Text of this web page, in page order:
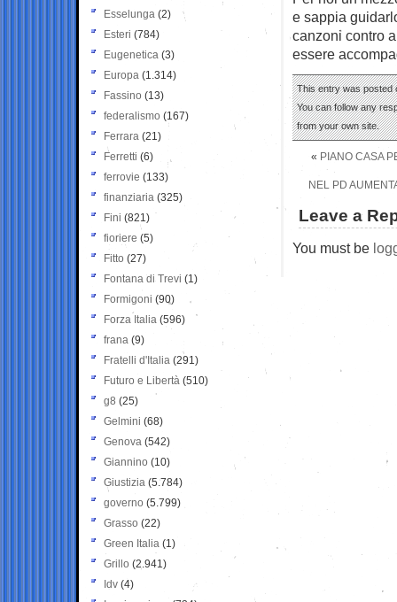
e sappia
canzoni contro
essere
This entry was posted
You can follow any
from your own site.
« PIANO CASA
NEL PD
Leave a
You must be
Esselunga (2)
Esteri (784)
Eugenetica (3)
Europa (1.314)
Fassino (13)
federalismo (167)
Ferrara (21)
Ferretti (6)
ferrovie (133)
finanziaria (325)
Fini (821)
fioriere (5)
Fitto (27)
Fontana di Trevi (1)
Formigoni (90)
Forza Italia (596)
frana (9)
Fratelli d'Italia (291)
Futuro e Libertà (510)
g8 (25)
Gelmini (68)
Genova (542)
Giannino (10)
Giustizia (5.784)
governo (5.799)
Grasso (22)
Green Italia (1)
Grillo (2.941)
Idv (4)